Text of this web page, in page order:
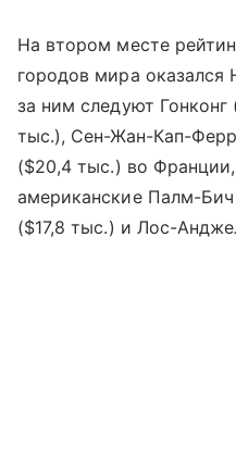
На втором месте
городов мира
за ним следуют
тыс.), Сен-Жан-Кап-
($20,4 тыс.) во
американские Палм-
($17,8 тыс.) и Лос-